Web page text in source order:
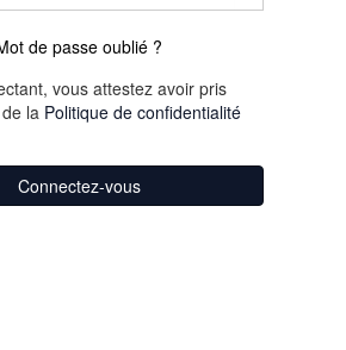
de passe oublié ?
vous attestez avoir pris
la Politique de confidentialité
Connectez-vous